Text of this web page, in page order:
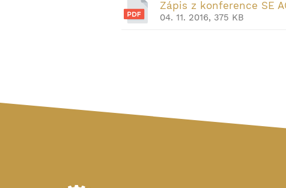
Zápis z konference SE
04. 11. 2016, 375 KB